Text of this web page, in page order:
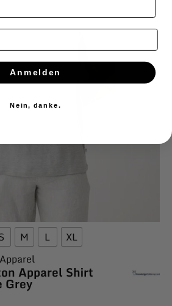
M L
XL
Apparel Shirt
Grey
Anmelden
Nein, danke.